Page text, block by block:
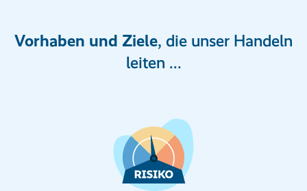
Vorhaben und Ziele, die unser Handeln
leiten ...